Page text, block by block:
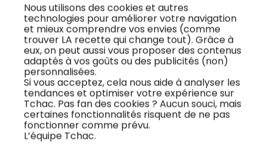
Nous utilisons des cookies et autres
technologies pour améliorer votre navigation
et mieux comprendre vos envies (comme
trouver LA recette qui change tout). Grâce à
eux, on peut aussi vous proposer des contenus
adaptés à vos goûts ou des publicités (non)
personnalisées.
Si vous acceptez, cela nous aide à analyser les
tendances et optimiser votre expérience sur
Tchac. Pas fan des cookies ? Aucun souci, mais
certaines fonctionnalités risquent de ne pas
fonctionner comme prévu.
L’équipe Tchac.